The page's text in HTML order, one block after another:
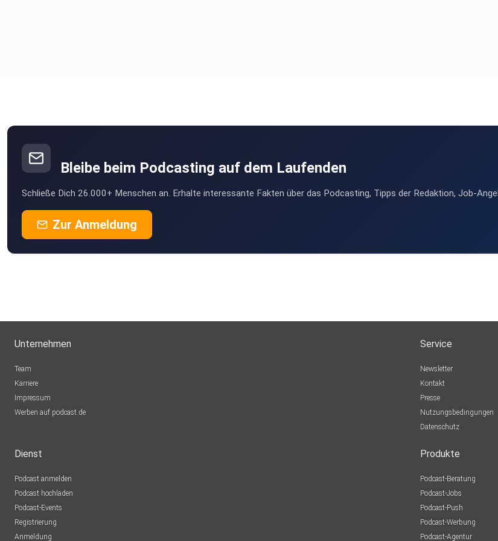
Bleibe beim Podcasting auf dem Laufenden
Schließe Dich 26.000+ Menschen an. Erhalte interessante Fakten über das Podcasting, Tipps der Redaktion, Job-
Zur Anmeldung
Unternehmen
Team
Karriere
Impressum
Werben auf podcast.de
Service
Newsletter
Kontakt
Presse
Nutzungsbedingungen
Datenschutz
Dienst
Podcast anmelden
Podcast hochladen
Podcast-Events
Registrierung
Anmeldung
Produkte
Podcast-Beratung
Podcast-Jobs
Podcast-Push
Podcast-Werbung
Podcast-Agentur